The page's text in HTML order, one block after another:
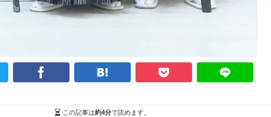
この記事は約4分で読めます。